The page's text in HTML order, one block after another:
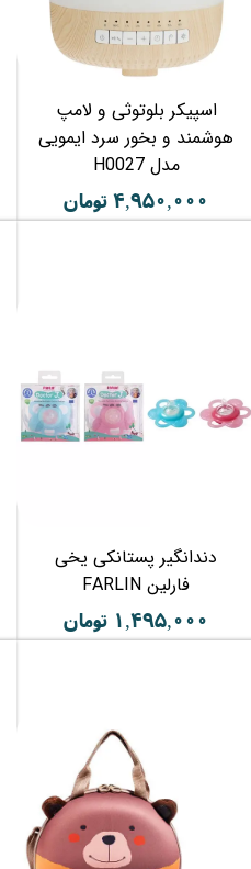
اسپیکر بلوتوثی و لامپ
هوشمند و بخور سرد ایمویی
مدل H0027
۴,۹۵۰,۰۰۰ تومان
دندانگیر پستانکی یخی
فارلین FARLIN
۱,۴۹۵,۰۰۰ تومان